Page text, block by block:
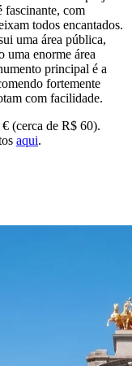
fascinante, com
todos encantados.
uma área pública,
uma enorme área
principal é a
fortemente
com facilidade.
(cerca de R$ 60).
aqui.